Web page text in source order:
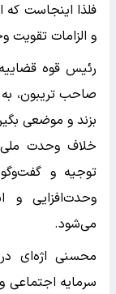
فلذا اینجاست
و الزامات
رئیس قوه
صاحب تریبون،
بزند و موضعی
خلاف وحدت ملی
توجیه و
وحدت‌افزایی و
می‌شود.
محسنی اژه‌ای
سرمایه اجتماعی